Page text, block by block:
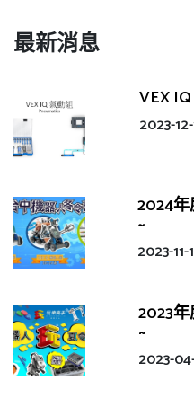
最新消息
VEX
2023-
2024
~
2023-
2023
~
2023-